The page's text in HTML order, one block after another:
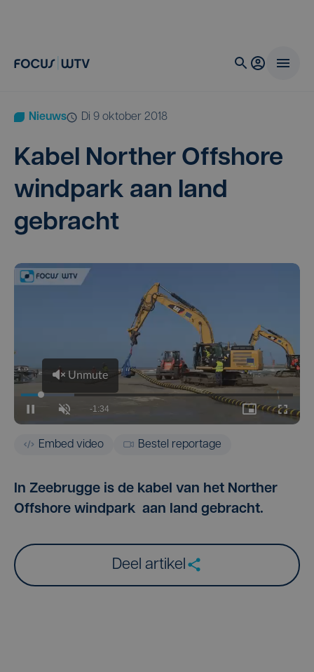
Nieuws di 9 oktober 2018
Kabel Nor­ther Off­sho­re
wind­park aan land
gebracht
Embed video Bestel reportage
In Zeebrugge is de kabel van het Norther
Offshore windpark aan land gebracht.
Deel artikel